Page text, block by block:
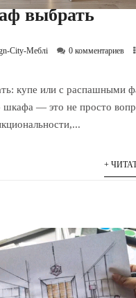
выбрать
City-Меблі 0 комментариев
купе или с распашными
шкафа — это не просто
+